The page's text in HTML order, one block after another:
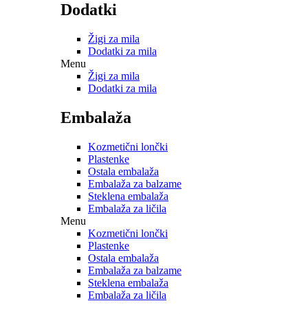
Dodatki
Žigi za mila
Dodatki za mila
Menu
Žigi za mila
Dodatki za mila
Embalaža
Kozmetični lončki
Plastenke
Ostala embalaža
Embalaža za balzame
Steklena embalaža
Embalaža za ličila
Menu
Kozmetični lončki
Plastenke
Ostala embalaža
Embalaža za balzame
Steklena embalaža
Embalaža za ličila